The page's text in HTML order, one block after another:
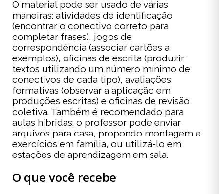
O material pode ser usado de várias
maneiras: atividades de identificação
(encontrar o conectivo correto para
completar frases), jogos de
correspondência (associar cartões a
exemplos), oficinas de escrita (produzir
textos utilizando um número mínimo de
conectivos de cada tipo), avaliações
formativas (observar a aplicação em
produções escritas) e oficinas de revisão
coletiva. Também é recomendado para
aulas híbridas: o professor pode enviar
arquivos para casa, propondo montagem e
exercícios em família, ou utilizá-lo em
estações de aprendizagem em sala.
O que você recebe